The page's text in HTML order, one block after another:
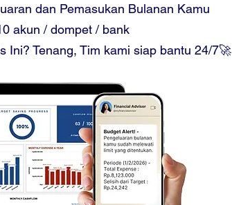
dan Pemasukan Bulanan Kamu
akun / dompet / bank
Ini? Tenang, Tim kami siap bantu 24/7🚀